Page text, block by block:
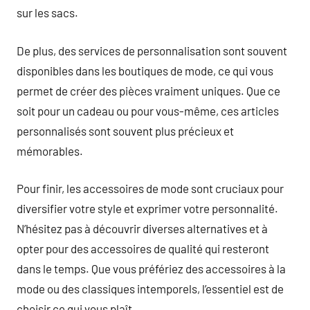
sur les sacs.
De plus, des services de personnalisation sont souvent
disponibles dans les boutiques de mode, ce qui vous
permet de créer des pièces vraiment uniques. Que ce
soit pour un cadeau ou pour vous-même, ces articles
personnalisés sont souvent plus précieux et
mémorables.
Pour finir, les accessoires de mode sont cruciaux pour
diversifier votre style et exprimer votre personnalité.
N’hésitez pas à découvrir diverses alternatives et à
opter pour des accessoires de qualité qui resteront
dans le temps. Que vous préfériez des accessoires à la
mode ou des classiques intemporels, l’essentiel est de